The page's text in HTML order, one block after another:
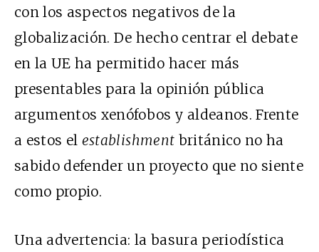
con los aspectos negativos de la
globalización. De hecho centrar el debate
en la UE ha permitido hacer más
presentables para la opinión pública
argumentos xenófobos y aldeanos. Frente
a estos el establishment británico no ha
sabido defender un proyecto que no siente
como propio.
Una advertencia: la basura periodística